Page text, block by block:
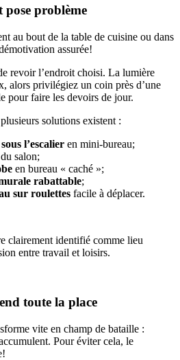
pose problème
au bout de la table de cuisine ou dans
assurée!
revoir l’endroit choisi. La lumière
alors privilégiez un coin près d’une
pour faire les devoirs de jour.
solutions existent :
sous l’escalier en mini-bureau;
du salon;
en bureau « caché »;
rabattable;
sur roulettes facile à déplacer.
clairement identifié comme lieu
entre travail et loisirs.
toute la place
vite en champ de bataille :
Pour éviter cela, le